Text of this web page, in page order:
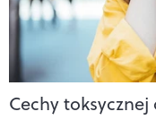
Cechy toksycznej